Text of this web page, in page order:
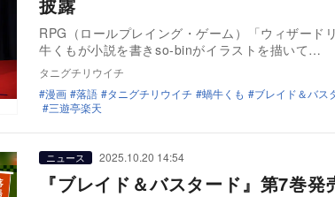
RPG（ロールプレイング・ゲーム）「ウィザード
牛くもが小説を書きso-binがイラストを描いて…
タニグチリウイチ
漫画
落語 タニグチリウイチ 蝸牛くも ブレイド＆バス
三遊亭楽天
ニュース 2025.10.20 14:54
『ブレイド＆バスタード』第7巻